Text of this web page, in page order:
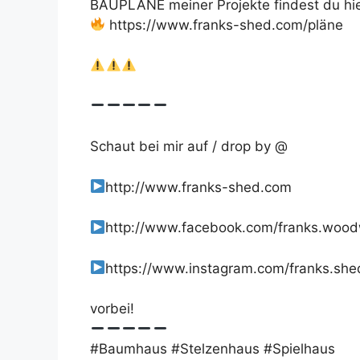
BAUPLÄNE meiner Projekte findest du
https://www.franks-shed.com/pläne
Schaut bei mir auf / drop by @
http://www.franks-shed.com
http://www.facebook.com/
https://www.instagram.com/
vorbei!
#Baumhaus #Stelzenhaus #Spielhaus